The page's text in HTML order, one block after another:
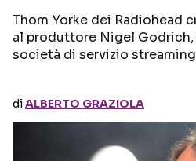
Thom Yorke dei Radiohead
al produttore Nigel
società di servizio streaming
diALBERTO GRAZIOLA